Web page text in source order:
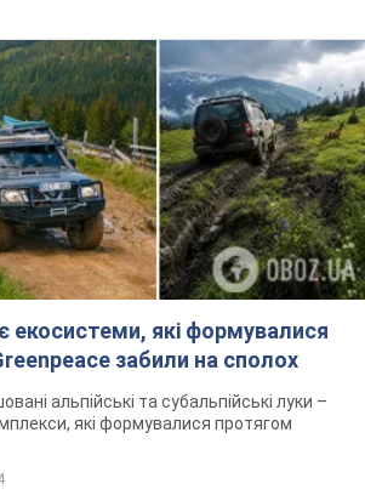
екосистеми, які формувалися
забили на сполох
альпійські та субальпійські луки –
які формувалися протягом